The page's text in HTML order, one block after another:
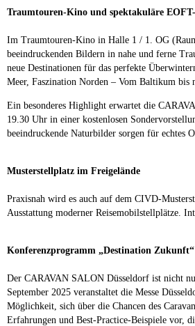
Traumtouren-Kino und spektakuläre
Im Traumtouren-Kino in Halle 1 / 1. OG
beeindruckenden Bildern in nahe und ferne
neue Destinationen für das perfekte
Meer, Faszination Norden – Vom Baltikum bis
Ein besonderes Highlight erwartet die
19.30 Uhr in einer kostenlosen
beeindruckende Naturbilder sorgen für echtes
Musterstellplatz im Freigelände
Praxisnah wird es auch auf dem CIVD-
Ausstattung moderner Reisemobilstellplätze.
Konferenzprogramm „Destination Zukunft“
Der CARAVAN SALON Düsseldorf ist nicht
September 2025 veranstaltet die Messe
Möglichkeit, sich über die Chancen des
Erfahrungen und Best-Practice-Beispiele vor,